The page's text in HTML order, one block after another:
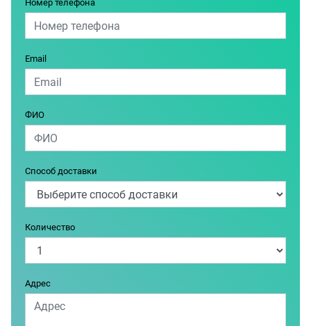
Номер телефона
Email
ФИО
Способ доставки
Количество
Адрес